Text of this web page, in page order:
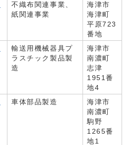
不織布関連事業、
紙関連事業
海津市
海津町
平原723
番地
輸送用機械器具プ
ラスチック製品製
造
海津市
南濃町
志津
1951番
地4
車体部品製造
海津市
南濃町
駒野
1265番
地1